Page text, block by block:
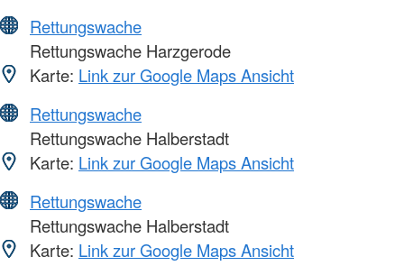
Rettungswache
Rettungswache Harzgerode
Karte: Link zur Google Maps Ansicht
Rettungswache
Rettungswache Halberstadt
Karte: Link zur Google Maps Ansicht
Rettungswache
Rettungswache Halberstadt
Karte: Link zur Google Maps Ansicht